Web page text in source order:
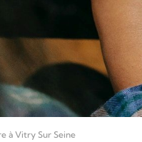
à Vitry Sur Seine